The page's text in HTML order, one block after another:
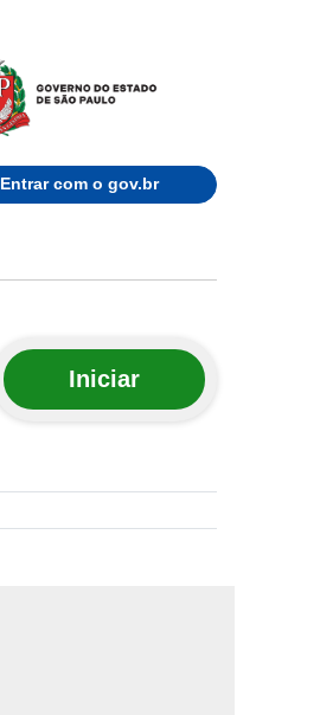
Entrar com o gov.br
Iniciar